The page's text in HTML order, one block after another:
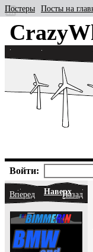
Постеры Посты на
Войти:
Вперед НаверхНазад